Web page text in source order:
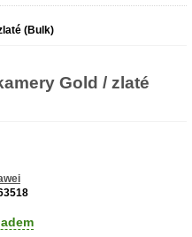
(Bulk)
Gold / zlaté